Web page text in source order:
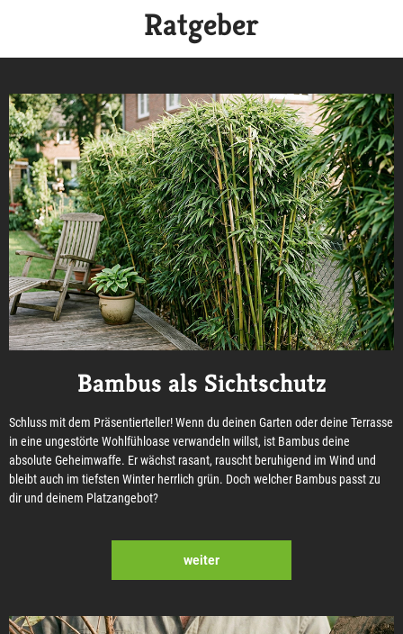
Ratgeber
Bambus als Sichtschutz
Schluss mit dem Präsentierteller! Wenn du deinen Garten oder deine Terrasse
in eine ungestörte Wohlfühloase verwandeln willst, ist Bambus deine
absolute Geheimwaffe. Er wächst rasant, rauscht beruhigend im Wind und
bleibt auch im tiefsten Winter herrlich grün. Doch welcher Bambus passt zu
dir und deinem Platzangebot?
weiter